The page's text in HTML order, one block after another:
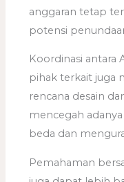
anggaran tetap
potensi
Koordinasi antara
pihak terkait juga
rencana desain
mencegah
beda dan
Pemahaman